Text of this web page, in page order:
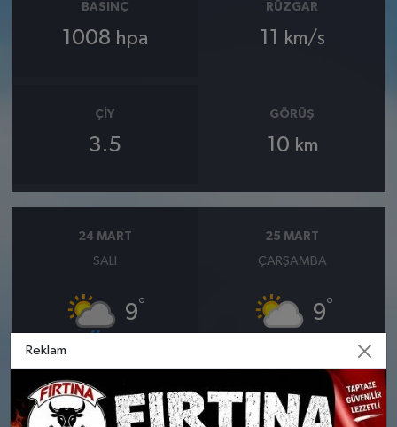
BASINÇ
1008 hpa
RÜZGAR
11 km/s
ÇIY
3.5
GÖRÜŞ
10 km
24 MART
SALI
9°
Bölgesel düzensiz yağmur
yağışlı
Nem: %68
25 MART
ÇARŞAMBA
9°
Parçalı Bulutlu
Nem: %76
Rüzgar: 16 km/h
Reklam